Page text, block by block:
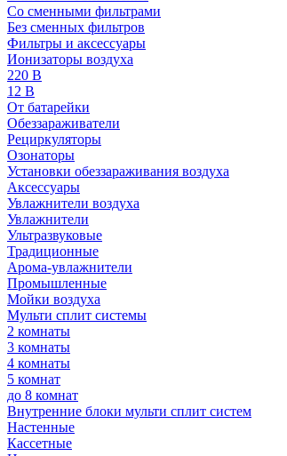
Cо сменными фильтрами
Без сменных фильтров
Фильтры и аксессуары
Ионизаторы воздуха
220 В
12 В
От батарейки
Обеззараживатели
Рециркуляторы
Озонаторы
Установки обеззараживания воздуха
Аксессуары
Увлажнители воздуха
Увлажнители
Ультразвуковые
Традиционные
Арома-увлажнители
Промышленные
Мойки воздуха
Мульти сплит системы
2 комнаты
3 комнаты
4 комнаты
5 комнат
до 8 комнат
Внутренние блоки мульти сплит систем
Настенные
Кассетные